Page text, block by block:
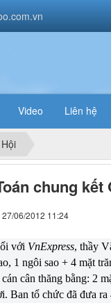
Video Liên hệ
chung kết
27/06/2012 11:24
với VnExpress, thầy
1 ngôi sao + 4 mặt
cân thăng bằng: 2
Ban tổ chức đã đưa